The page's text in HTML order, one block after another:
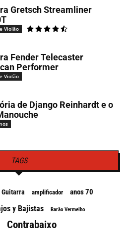
Gretsch Streamliner
Violão
Fender Telecaster
Performer
Violão
de Django Reinhardt e o
TAGS
Guitarra amplificador anos 70
y Bajistas Barão Vermelho
Contrabaixo